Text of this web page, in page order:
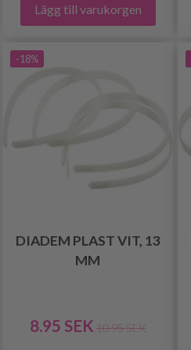
Lägg till varukorgen
-18%
DIADEM PLAST VIT, 13
MM
8.95 SEK 10.95 SEK